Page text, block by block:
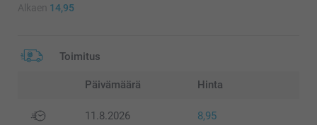
Alkaen 14,95
Toimitus
Päivämäärä Hinta
11.8.2026 8,95